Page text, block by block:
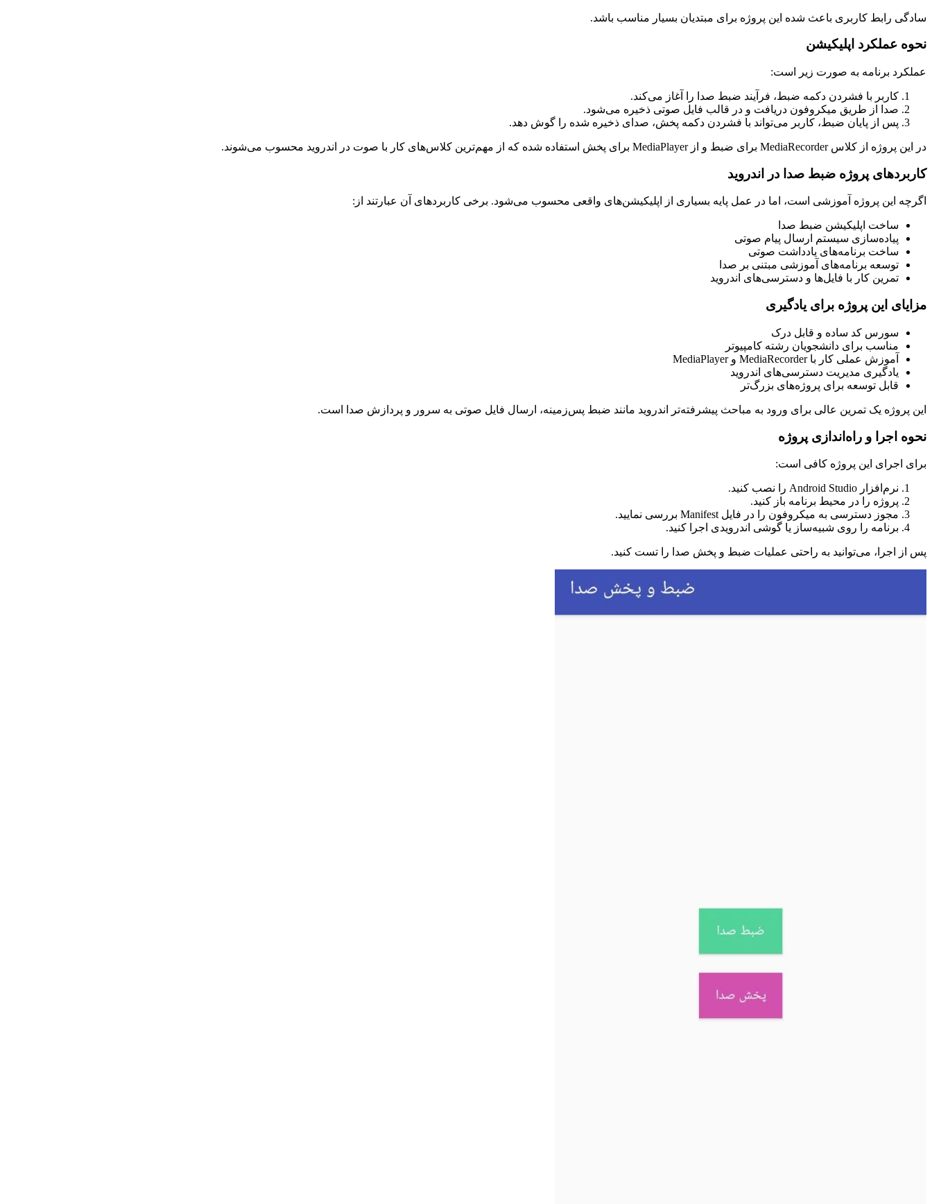
سادگی رابط کاربری باعث شده این پروژه برای مبتدیان بسیار مناسب باشد.
نحوه عملکرد اپلیکیشن
عملکرد برنامه به صورت زیر است:
کاربر با فشردن دکمه ضبط، فرآیند ضبط صدا را آغاز می‌کند.
صدا از طریق میکروفون دریافت و در قالب فایل صوتی ذخیره می‌شود.
پس از پایان ضبط، کاربر می‌تواند با فشردن دکمه پخش، صدای ذخیره شده را گوش دهد.
در این پروژه از کلاس MediaRecorder برای ضبط و از MediaPlayer برای پخش استفاده شده که از مهم‌ترین کلاس‌های کار با صوت در اندروید محسوب می‌شوند.
کاربردهای پروژه ضبط صدا در اندروید
اگرچه این پروژه آموزشی است، اما در عمل پایه بسیاری از اپلیکیشن‌های واقعی محسوب می‌شود. برخی کاربردهای آن عبارتند از:
ساخت اپلیکیشن ضبط صدا
پیاده‌سازی سیستم ارسال پیام صوتی
ساخت برنامه‌های یادداشت صوتی
توسعه برنامه‌های آموزشی مبتنی بر صدا
تمرین کار با فایل‌ها و دسترسی‌های اندروید
مزایای این پروژه برای یادگیری
سورس کد ساده و قابل درک
مناسب برای دانشجویان رشته کامپیوتر
آموزش عملی کار با MediaRecorder و MediaPlayer
یادگیری مدیریت دسترسی‌های اندروید
قابل توسعه برای پروژه‌های بزرگ‌تر
این پروژه یک تمرین عالی برای ورود به مباحث پیشرفته‌تر اندروید مانند ضبط پس‌زمینه، ارسال فایل صوتی به سرور و پردازش صدا است.
نحوه اجرا و راه‌اندازی پروژه
برای اجرای این پروژه کافی است:
نرم‌افزار Android Studio را نصب کنید.
پروژه را در محیط برنامه باز کنید.
مجوز دسترسی به میکروفون را در فایل Manifest بررسی نمایید.
برنامه را روی شبیه‌ساز یا گوشی اندرویدی اجرا کنید.
پس از اجرا، می‌توانید به راحتی عملیات ضبط و پخش صدا را تست کنید.